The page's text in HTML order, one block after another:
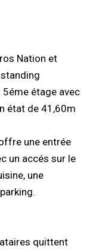
Nation et
étage avec
état de 41,60m
une entrée
un accés sur le
une
quittent